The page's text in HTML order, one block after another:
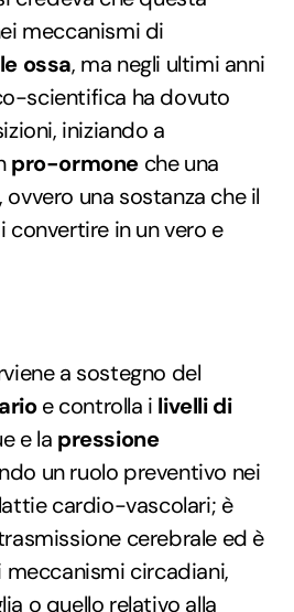
meccanismi di
ossa, ma negli ultimi anni
scientifica ha dovuto
iniziando a
pro-ormone che una
una sostanza che il
in un vero e
a sostegno del
e controlla i livelli di
e la pressione
un ruolo preventivo nei
cardio-vascolari; è
cerebrale ed è
circadiani,
o quello relativo alla